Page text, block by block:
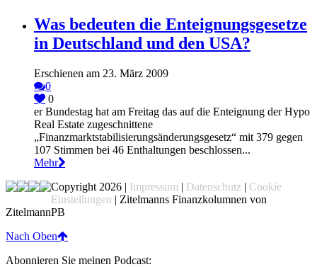
Was bedeuten die Enteignungsgesetze
in Deutschland und den USA?
Erschienen am 23. März 2009
0
0
er Bundestag hat am Freitag das auf die Enteignung der Hypo
Real Estate zugeschnittene
„Finanzmarktstabilisierungsänderungsgesetz“ mit 379 gegen
107 Stimmen bei 46 Enthaltungen beschlossen...
Mehr
Copyright 2026 | Impressum | Datenschutz | Cookie
Einstellungen | Zitelmanns Finanzkolumnen von
ZitelmannPB
Nach Oben
Abonnieren Sie meinen Podcast: